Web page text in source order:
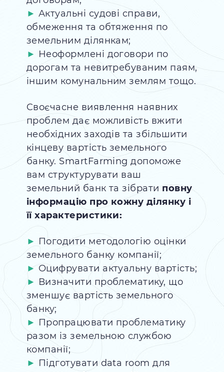
Актуальні судові справи,
обмеження та обтяження по
земельним ділянкам;
Неоформлені договори по
дорогам та невитребуваним паям,
іншим комунальним землям тощо.
Cвоєчасне виявлення наявних
проблем дає можливість вжити
необхідних заходів та збільшити
кінцеву вартість земельного
банку. SmartFarming допоможе
вам структурувати ваш
земельний банк та зібрати повну
інформацію про кожну ділянку і
її характеристики:
Погодити методологію оцінки
земельного банку компанії;
Оцифрувати актуальну вартість;
Визначити проблематику, що
зменшує вартість земельного
банку;
Пропрацювати проблематику
разом із земельною службою
компанії;
Підготувати data room для